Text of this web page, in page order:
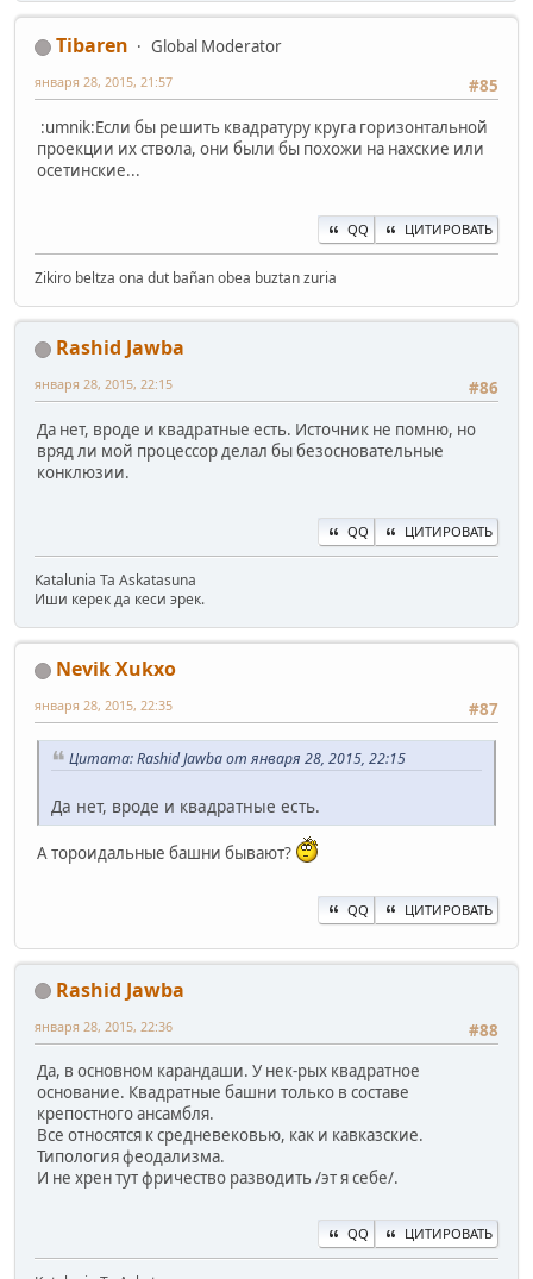
Tibaren
Global Moderator
#85
января 28, 2015, 21:57
:umnik:Если бы решить квадратуру круга горизонтальной
проекции их ствола, они были бы похожи на нахские или
осетинские...
QQ ЦИТИРОВАТЬ
Zikiro beltza ona dut bañan obea buztan zuria
Rashid Jawba
#86
января 28, 2015, 22:15
Да нет, вроде и квадратные есть. Источник не помню, но
вряд ли мой процессор делал бы безосновательные
конклюзии.
QQ ЦИТИРОВАТЬ
Katalunia Ta Askatasuna
Иши керек да кеси эрек.
Nevik Xukxo
#87
января 28, 2015, 22:35
Цитата: Rashid Jawba от января 28, 2015, 22:15
Да нет, вроде и квадратные есть.
А тороидальные башни бывают?
QQ ЦИТИРОВАТЬ
Rashid Jawba
#88
января 28, 2015, 22:36
Да, в основном карандаши. У нек-рых квадратное
основание. Квадратные башни только в составе
крепостного ансамбля.
Все относятся к средневековью, как и кавказские.
Типология феодализма.
И не хрен тут фричество разводить /эт я себе/.
QQ ЦИТИРОВАТЬ